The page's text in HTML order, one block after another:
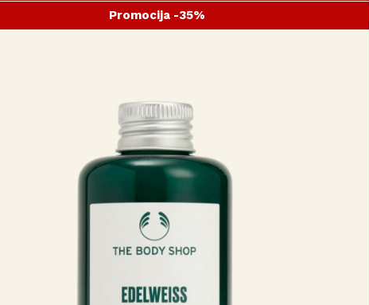
Promocija -25%
Promocija -35%